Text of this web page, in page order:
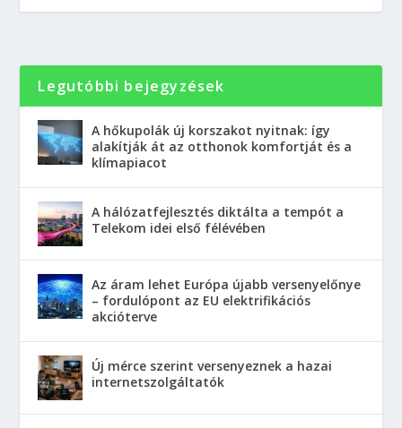
Legutóbbi bejegyzések
A hőkupolák új korszakot nyitnak: így
alakítják át az otthonok komfortját és a
klímapiacot
A hálózatfejlesztés diktálta a tempót a
Telekom idei első félévében
Az áram lehet Európa újabb versenyelőnye
– fordulópont az EU elektrifikációs
akcióterve
Új mérce szerint versenyeznek a hazai
internetszolgáltatók